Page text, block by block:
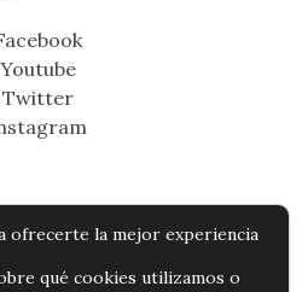
Youtube
Twitter
os direitos reservados -
ofrecerte la mejor experiencia
qué cookies utilizamos o